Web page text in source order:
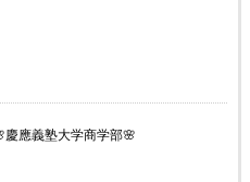
慶應義塾大学商学部🌸